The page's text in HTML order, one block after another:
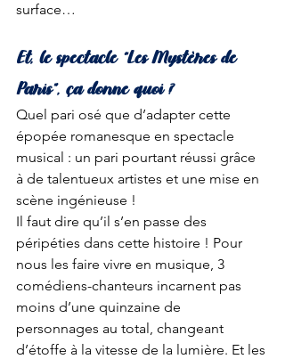
surface…
Et, le spectacle “Les Mystères de
Paris”, ça donne quoi ?
Quel pari osé que d’adapter cette
épopée romanesque en spectacle
musical : un pari pourtant réussi grâce
à de talentueux artistes et une mise en
scène ingénieuse !
Il faut dire qu’il s’en passe des
péripéties dans cette histoire ! Pour
nous les faire vivre en musique, 3
comédiens-chanteurs incarnent pas
moins d’une quinzaine de
personnages au total, changeant
d’étoffe à la vitesse de la lumière. Et les